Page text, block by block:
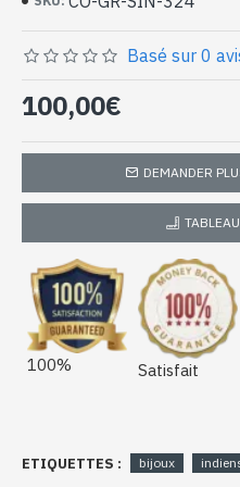
324)
Basé sur 0
100,00€
DEMANDER
100% Satisfait
ETIQUETTES : bijoux